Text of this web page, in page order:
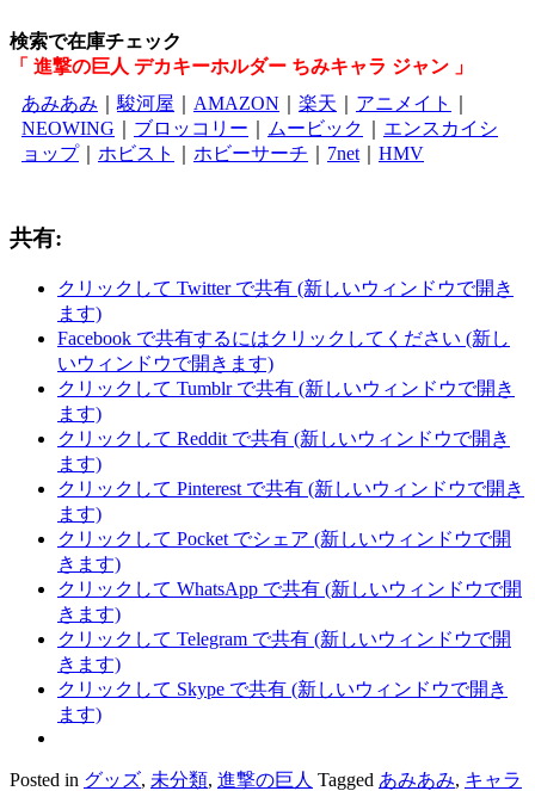
検索で在庫チェック
「 進撃の巨人 デカキーホルダー ちみキャラ ジャン 」
あみあみ ｜駿河屋 AMAZON 楽天 アニメイト
NEOWING
ブロッコリー ムービック
エンスカイシ
ョップ
ホビスト ホビーサーチ 7net｜ HMV
共有:
クリックして Twitter で共有 (新しいウィンドウで開き
ます)
Facebook で共有するにはクリックしてください (新し
いウィンドウで開きます)
クリックして Tumblr で共有 (新しいウィンドウで開き
ます)
クリックして Reddit で共有 (新しいウィンドウで開き
ます)
クリックして Pinterest で共有 (新しいウィンドウで開き
ます)
クリックして Pocket でシェア (新しいウィンドウで開
きます)
クリックして WhatsApp で共有 (新しいウィンドウで開
きます)
クリックして Telegram で共有 (新しいウィンドウで開
きます)
クリックして Skype で共有 (新しいウィンドウで開き
ます)
Posted in グッズ, 未分類, 進撃の巨人 Tagged あみあみ, キャラ